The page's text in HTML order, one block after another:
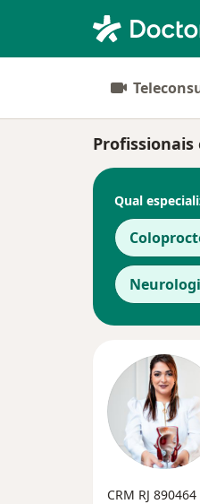
Profissionais
Qual
CRM RJ 890464